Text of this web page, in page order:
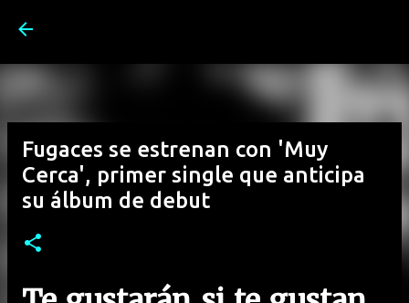
Fugaces se estrenan con 'Muy
Cerca', primer single que anticipa
su álbum de debut